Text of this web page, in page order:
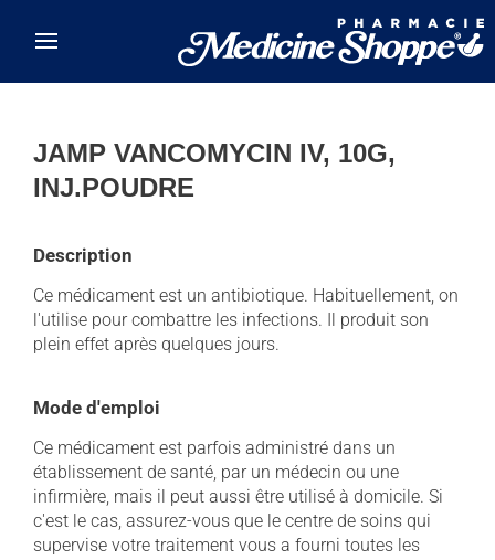
JAMP VANCOMYCIN IV, 10G,
INJ.POUDRE
Description
Ce médicament est un antibiotique. Habituellement, on
l'utilise pour combattre les infections. Il produit son
plein effet après quelques jours.
Mode d'emploi
Ce médicament est parfois administré dans un
établissement de santé, par un médecin ou une
infirmière, mais il peut aussi être utilisé à domicile. Si
c'est le cas, assurez-vous que le centre de soins qui
supervise votre traitement vous a fourni toutes les